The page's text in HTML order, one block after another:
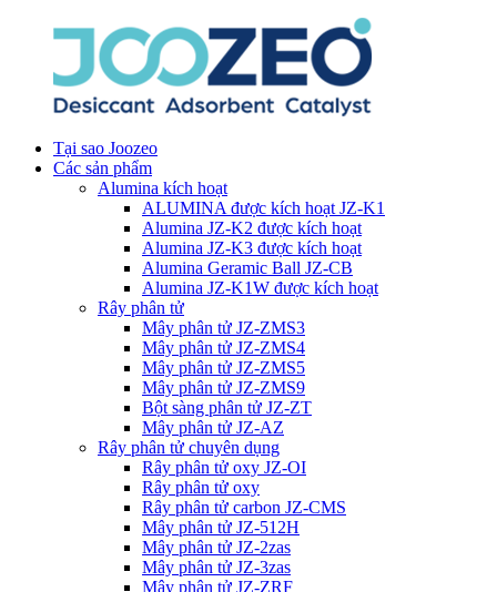
Tại sao Joozeo
Các sản phẩm
Alumina kích hoạt
ALUMINA được kích hoạt JZ-K1
Alumina JZ-K2 được kích hoạt
Alumina JZ-K3 được kích hoạt
Alumina Geramic Ball JZ-CB
Alumina JZ-K1W được kích hoạt
Rây phân tử
Mây phân tử JZ-ZMS3
Mây phân tử JZ-ZMS4
Mây phân tử JZ-ZMS5
Mây phân tử JZ-ZMS9
Bột sàng phân tử JZ-ZT
Mây phân tử JZ-AZ
Rây phân tử chuyên dụng
Rây phân tử oxy JZ-OI
Rây phân tử oxy
Rây phân tử carbon JZ-CMS
Mây phân tử JZ-512H
Mây phân tử JZ-2zas
Mây phân tử JZ-3zas
Mây phân tử JZ-ZRF